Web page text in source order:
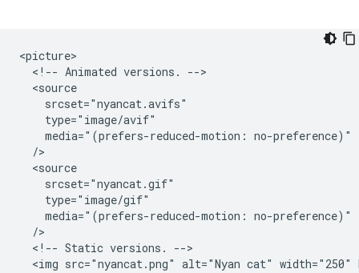
<picture>
  <!-- Animated versions. -->
  <source
    srcset="nyancat.avifs"
    type="image/avif"
    media="(prefers-reduced-motion: no-preference)"
  />
  <source
    srcset="nyancat.gif"
    type="image/gif"
    media="(prefers-reduced-motion: no-preference)"
  />
  <!-- Static versions. -->
<img src="nyancat.png" alt="Nyan cat" width="250"